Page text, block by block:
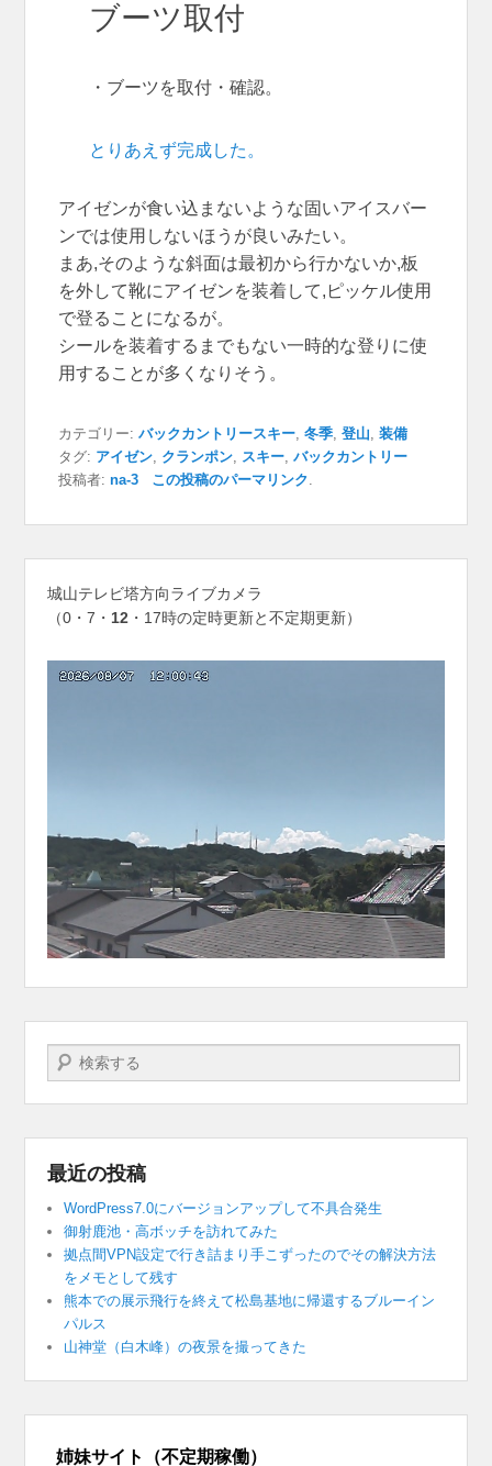
ブーツ取付
・ブーツを取付・確認。
とりあえず完成した。
アイゼンが食い込まないような固いアイスバー
ンでは使用しないほうが良いみたい。
まあ,そのような斜面は最初から行かないか,板
を外して靴にアイゼンを装着して,ピッケル使用
で登ることになるが。
シールを装着するまでもない一時的な登りに使
用することが多くなりそう。
カテゴリー:バックカントリースキー,冬季,登山,装備
タグ: アイゼン, クランポン, スキー,バックカントリー
投稿者:na-3 この投稿のパーマリンク.
城山テレビ塔方向ライブカメラ
（0・7・12 ・17時の定時更新と不定期更新）
検索する
最近の投稿
WordPress7.0にバージョンアップして不具合発生
御射鹿池・高ボッチを訪れてみた
拠点間VPN設定で行き詰まり手こずったのでその解決方法
をメモとして残す
熊本での展示飛行を終えて松島基地に帰還するブルーイン
パルス
山神堂（白木峰）の夜景を撮ってきた